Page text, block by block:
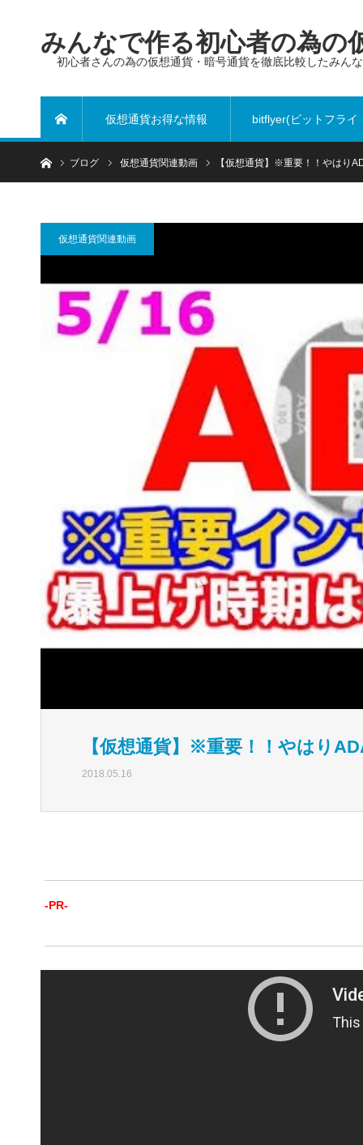
みんなで作る初心者の為の
初心者さんの為の仮想通貨・暗号通貨を徹底比較したみん
仮想通貨お得な情報 bitflyer(ビットフライ
ヤー)
ホームブログ 仮想通貨関連動画 【仮想通貨】※重要！！やはり
仮想通貨関連動画
【仮想通貨】※重要！！やはり
2018.05.16
-PR-